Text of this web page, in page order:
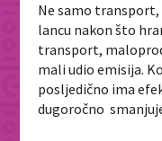
Ne samo transport,
lancu nakon što
transport,
mali udio emisija.
posljedično ima
dugoročno